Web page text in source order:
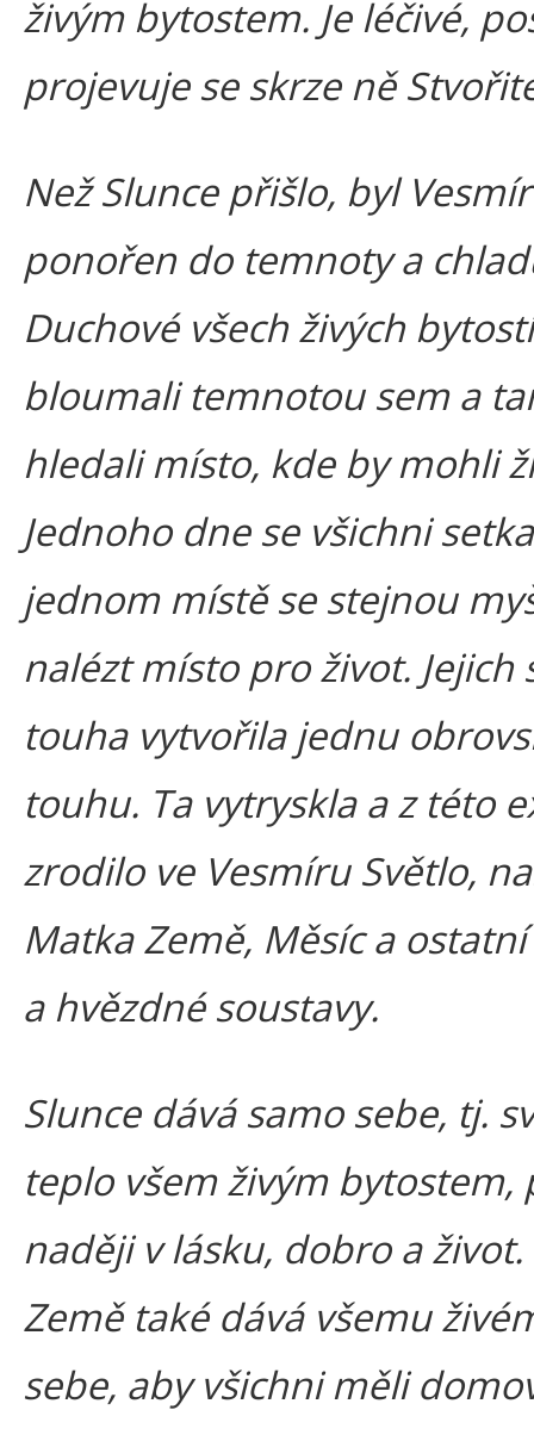
živým bytostem. Je léčivé,
projevuje se skrze ně
Než Slunce přišlo, byl Vesmír
ponořen do temnoty a
Duchové všech živých bytostí
bloumali temnotou sem a
hledali místo, kde by mohli
Jednoho dne se všichni
jednom místě se stejnou
nalézt místo pro život. Jejich
touha vytvořila jednu
touhu. Ta vytryskla a z této
zrodilo ve Vesmíru Světlo,
Matka Země, Měsíc a
a hvězdné soustavy.
Slunce dává samo sebe, tj.
teplo všem živým bytostem,
naději v lásku, dobro a
Země také dává všemu
sebe, aby všichni měli